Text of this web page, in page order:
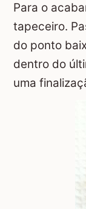
Para o
tapeceiro.
do ponto
dentro do
uma